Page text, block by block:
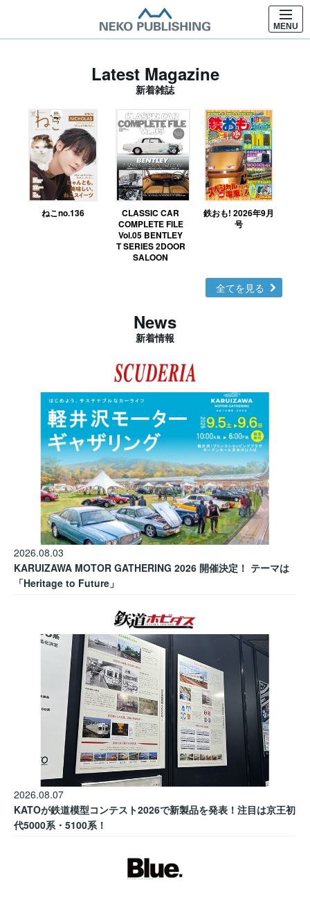
MENU
Latest Magazine
新着雑誌
ねこno.136
CLASSIC CAR
COMPLETE FILE
Vol.05 BENTLEY
T SERIES 2DOOR
SALOON
鉄おも! 2026年9月
号
全てを見る
News
新着情報
2026.08.03
KARUIZAWA MOTOR GATHERING 2026 開催決定！ テーマは
「Heritage to Future」
2026.08.07
KATOが鉄道模型コンテスト2026で新製品を発表！注目は京王初
代5000系・5100系！